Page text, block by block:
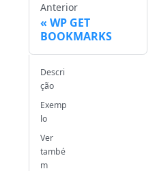
Anterior
WP GET
BOOKMARKS
Descri
ção
Exemp
lo
Ver
també
m